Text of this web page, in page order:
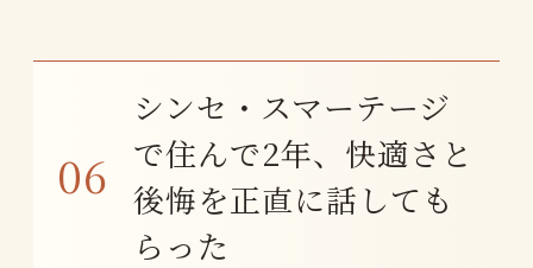
シンセ・スマーテージ
で住んで2年、快適さと
後悔を正直に話しても
らった